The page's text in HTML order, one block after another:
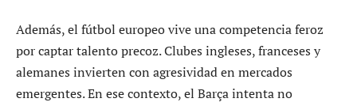
Además, el fútbol europeo vive una competencia feroz
por captar talento precoz. Clubes ingleses, franceses y
alemanes invierten con agresividad en mercados
emergentes. En ese contexto, el Barça intenta no